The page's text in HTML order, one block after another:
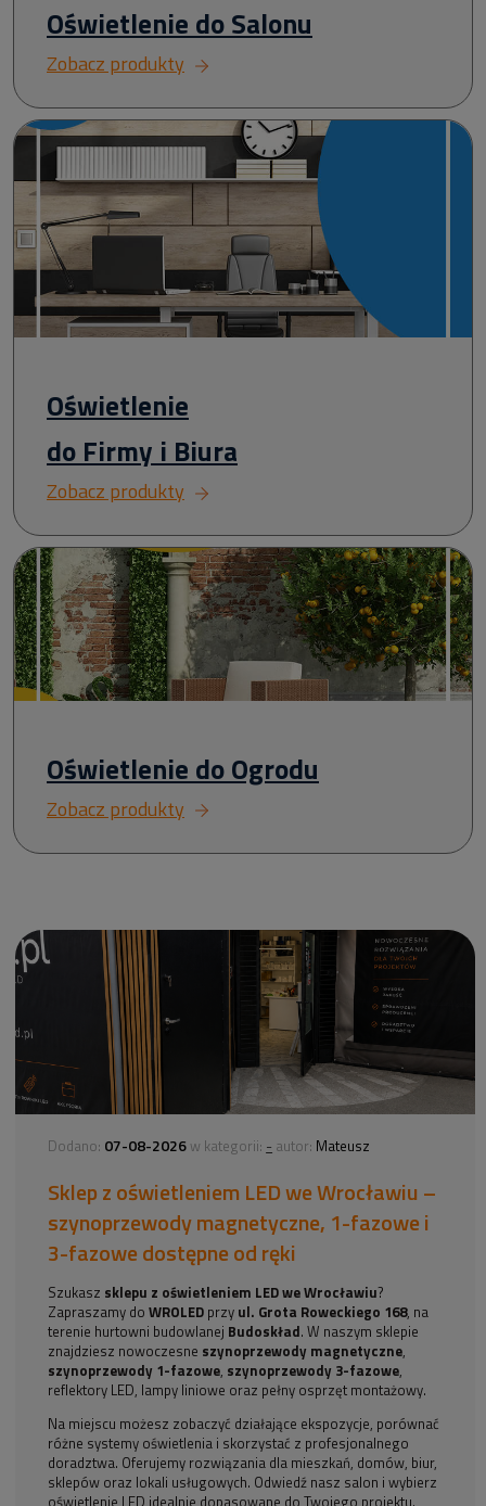
Oświetlenie do Salonu
Zobacz produkty
Oświetlenie
do Firmy i Biura
Zobacz produkty
Oświetlenie do Ogrodu
Zobacz produkty
Dodano: 07-08-2026 w kategorii: - autor: Mateusz
Sklep z oświetleniem LED we Wrocławiu –
szynoprzewody magnetyczne, 1-fazowe i
3-fazowe dostępne od ręki
Szukasz sklepu z oświetleniem LED we Wrocławiu?
Zapraszamy doWROLED przy ul. Grota Roweckiego 168, na
terenie hurtowni budowlanej Budoskład. W naszym sklepie
znajdziesz nowoczesne szynoprzewody magnetyczne,
szynoprzewody 1-fazowe, szynoprzewody 3-fazowe,
reflektory LED, lampy liniowe oraz pełny osprzęt montażowy.
Na miejscu możesz zobaczyć działające ekspozycje, porównać
różne systemy oświetlenia i skorzystać z profesjonalnego
doradztwa. Oferujemy rozwiązania dla mieszkań, domów, biur,
sklepów oraz lokali usługowych. Odwiedź nasz salon i wybierz